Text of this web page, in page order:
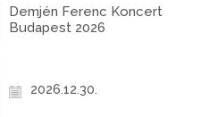
Demjén Ferenc Koncert
Budapest 2026
2026.12.30.